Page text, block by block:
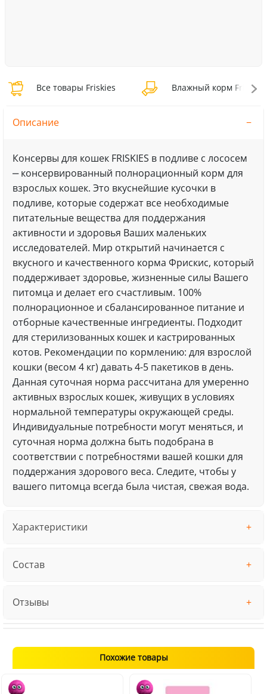
Все товары Friskies Влажный корм Friskies
Описание
Консервы для кошек FRISKIES в подливе с лососем
‒ консервированный полнорационный корм для
взрослых кошек. Это вкуснейшие кусочки в
подливе, которые содержат все необходимые
питательные вещества для поддержания
активности и здоровья Ваших маленьких
исследователей. Мир открытий начинается с
вкусного и качественного корма Фрискис, который
поддерживает здоровье, жизненные силы Вашего
питомца и делает его счастливым. 100%
полнорационное и сбалансированное питание и
отборные качественные ингредиенты. Подходит
для стерилизованных кошек и кастрированных
котов. Рекомендации по кормлению: для взрослой
кошки (весом 4 кг) давать 4-5 пакетиков в день.
Данная суточная норма рассчитана для умеренно
активных взрослых кошек, живущих в условиях
нормальной температуры окружающей среды.
Индивидуальные потребности могут меняться, и
суточная норма должна быть подобрана в
соответствии с потребностями вашей кошки для
поддержания здорового веса. Следите, чтобы у
вашего питомца всегда была чистая, свежая вода.
Характеристики
Состав
Отзывы
Похожие товары